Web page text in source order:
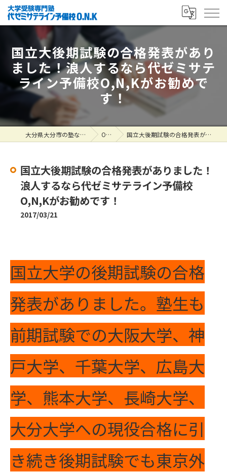
国立大後期試験の合格発表があり
ました！浪人するなら代ゼミサテ
ライン予備校O,N,Kがお勧めで
す！
大分県大分市の塾なら大学受験専門塾 代ゼミサテライン予備校O.N.K ONK掲示板 国立大後期試験の合格発表がありました！浪人するなら代ゼミサテライン予備校O,N,Kがお勧めです！
国立大後期試験の合格発表がありました！
浪人するなら代ゼミサテライン予備校
O,N,Kがお勧めです！
2017/03/21
国立大学の後期試験の合格
発表がありました。塾生も
前期試験での大阪大学、神
戸大学、千葉大学、広島大
学、熊本大学、長崎大学、
大分大学への現役合格に引
き続き後期試験でも東京外